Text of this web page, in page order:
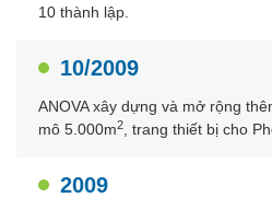
10 thành lập.
10/2009
ANOVA xây dựng và mở rộng
mô 5.000m2 , trang thiết bị cho
2009